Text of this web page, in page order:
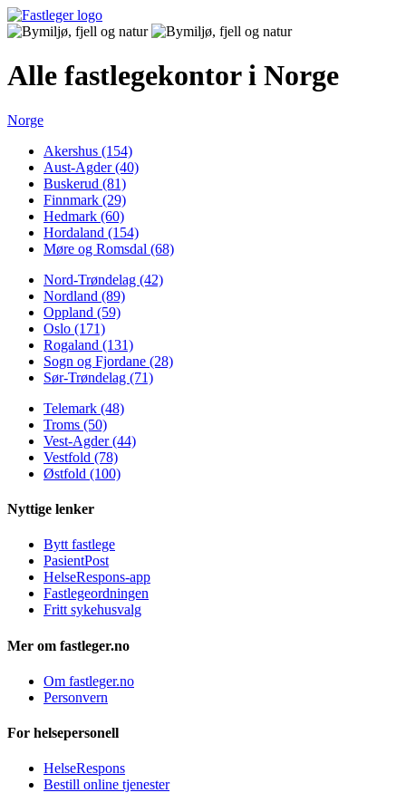
Alle fastlegekontor i Norge
Norge
Akershus (154)
Aust-Agder (40)
Buskerud (81)
Finnmark (29)
Hedmark (60)
Hordaland (154)
Møre og Romsdal (68)
Nord-Trøndelag (42)
Nordland (89)
Oppland (59)
Oslo (171)
Rogaland (131)
Sogn og Fjordane (28)
Sør-Trøndelag (71)
Telemark (48)
Troms (50)
Vest-Agder (44)
Vestfold (78)
Østfold (100)
Nyttige lenker
Bytt fastlege
PasientPost
HelseRespons-app
Fastlegeordningen
Fritt sykehusvalg
Mer om fastleger.no
Om fastleger.no
Personvern
For helsepersonell
HelseRespons
Bestill online tjenester